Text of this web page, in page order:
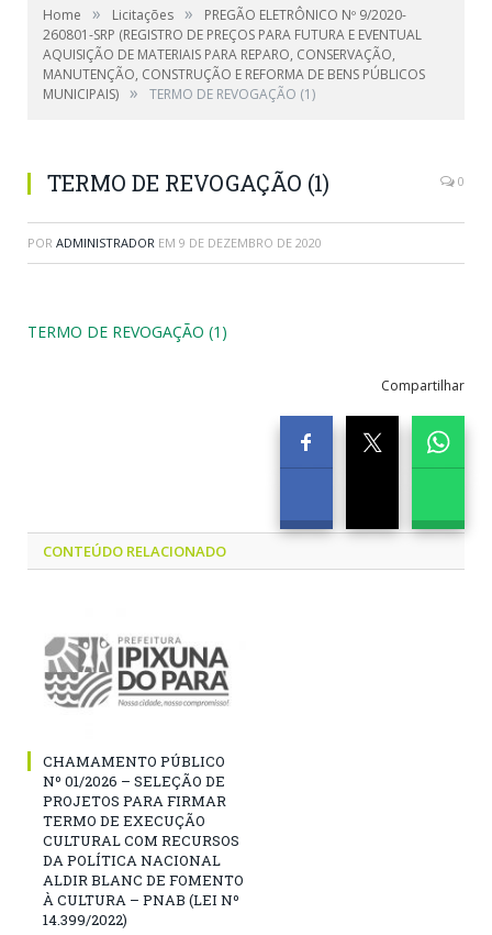
Home » Licitações »
PREGÃO ELETRÔNICO Nº 9/2020-
260801-SRP (REGISTRO DE PREÇOS PARA FUTURA E EVENTUAL
AQUISIÇÃO DE MATERIAIS PARA REPARO, CONSERVAÇÃO,
MANUTENÇÃO, CONSTRUÇÃO E REFORMA DE BENS PÚBLICOS
MUNICIPAIS) » TERMO DE REVOGAÇÃO (1)
TERMO DE REVOGAÇÃO (1) 0
POR ADMINISTRADOR EM 9 DE DEZEMBRO DE 2020
TERMO DE REVOGAÇÃO (1)
Compartilhar
CONTEÚDO RELACIONADO
CHAMAMENTO PÚBLICO
Nº 01/2026 – SELEÇÃO DE
PROJETOS PARA FIRMAR
TERMO DE EXECUÇÃO
CULTURAL COM RECURSOS
DA POLÍTICA NACIONAL
ALDIR BLANC DE FOMENTO
À CULTURA – PNAB (LEI Nº
14.399/2022)